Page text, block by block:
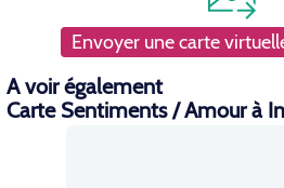
Envoyer une carte
A voir également
Carte Sentiments / Amour à